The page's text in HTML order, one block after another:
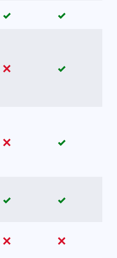
sí sí
no sí
no sí
sí sí
no no